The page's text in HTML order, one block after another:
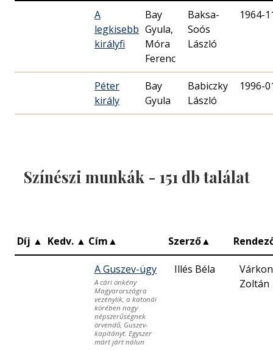
A
legkisebb
királyfi
Bay
Gyula,
Móra
Ferenc
Baksa-
Soós
László
1964-
Péter
király
Bay
Gyula
Babiczky
László
1996-
Színészi munkák - 151 db találat
Díj ▲ Kedv. ▲ Cím▲ Szerző▲
A Guszev-ügy
A cári önkény
Magyarországra
vezénylik, a katonái
körében nagy
népszerűségnek
örvendő, Guszev-
kapitányt. Egyszer
márt járt nálun
Illés Béla
Zoltán